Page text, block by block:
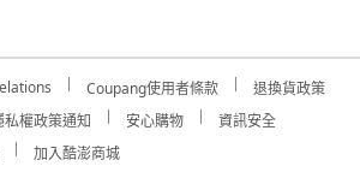
Coupang使用者條款
退換貨政策
私權政策通知 安心購物
資訊安全
加入酷澎商城